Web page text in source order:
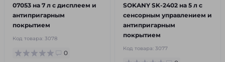
07053 на 7 л с дисплеем и
антипригарным
покрытием
Код товара: 3078
0
SOKANY SK-2402 на 5 л с
сенсорным управлением и
антипригарным
покрытием
Код товара: 3077